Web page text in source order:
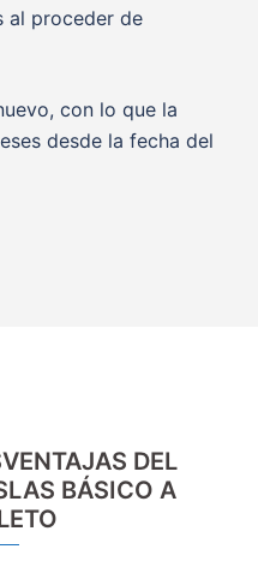
al proceder de
con lo que la
desde la fecha del
DEL
BÁSICO A